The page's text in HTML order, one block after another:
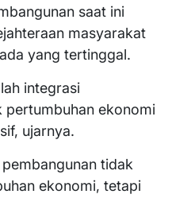
saat ini
masyarakat
yang tertinggal.
integrasi
pertumbuhan ekonomi
ujarnya.
tidak
ekonomi, tetapi